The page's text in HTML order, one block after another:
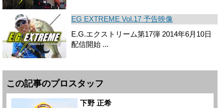
EG EXTREME Vol.17 予告映像
E.G.エクストリーム第17弾 2014年6月10日
配信開始 ...
この記事のプロスタッフ
下野 正希